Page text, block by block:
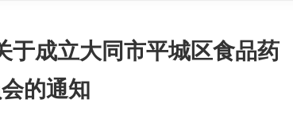
于成立大同市平城区食品药
的通知